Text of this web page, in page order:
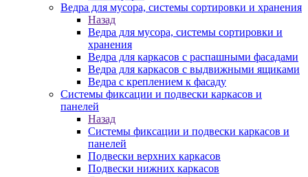
Ведра для мусора, системы сортировки и хранения
Назад
Ведра для мусора, системы сортировки и
хранения
Ведра для каркасов с распашными фасадами
Ведра для каркасов с выдвижными ящиками
Ведра с креплением к фасаду
Системы фиксации и подвески каркасов и
панелей
Назад
Системы фиксации и подвески каркасов и
панелей
Подвески верхних каркасов
Подвески нижних каркасов